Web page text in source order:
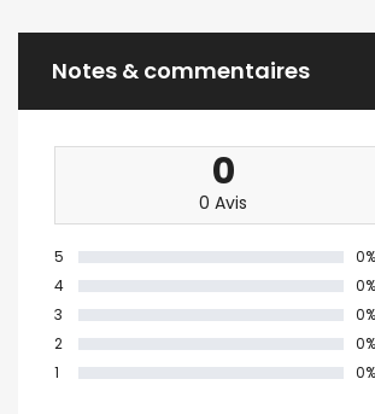
Notes & commentaires
0
0 Avis
5
0%
4
0%
3
0%
2
0%
1
0%